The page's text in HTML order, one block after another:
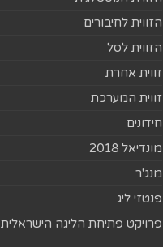
הזווית לחיבורים
הזווית לסל
זווית אחרת
זווית המערכת
חידונים
מונדיאל 2018
מנג'ר
פנטזי ליג
פרויקט פתיחת הליגה הישראלית